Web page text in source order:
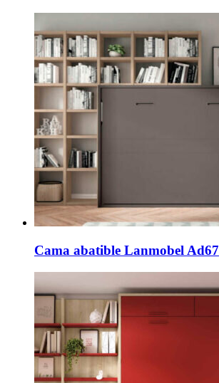
Cama abatible Lanmobel Ad67